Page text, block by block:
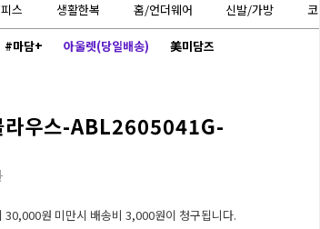
스 생활한복 홈/언더웨어 신발/가방
#마담+ 아울렛(당일배송) 美미담즈
라우스-ABL2605041G-
30,000원 미만시 배송비 3,000원이 청구됩니다.